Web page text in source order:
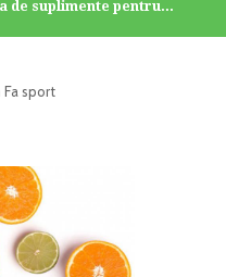
de suplimente pentru...
Fa sport